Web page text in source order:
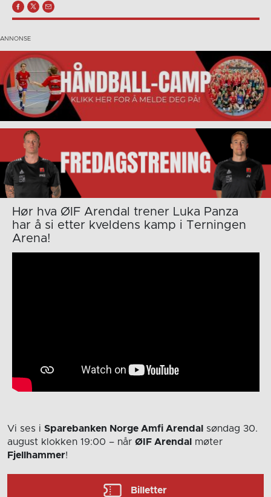
Hør hva ØIF Arendal trener Luka Panza
har å si etter kveldens kamp i Terningen
Arena!
Vi ses i Sparebanken Norge Amfi Arendal
søndag 30.
august klokken 19:00 – når ØIF Arendal
møter
Fjellhammer!
Billetter